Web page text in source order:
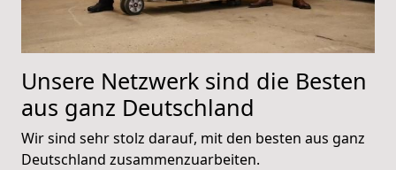
Unsere Netzwerk sind die Besten
aus ganz Deutschland
Wir sind sehr stolz darauf, mit den besten aus ganz
Deutschland zusammenzuarbeiten.